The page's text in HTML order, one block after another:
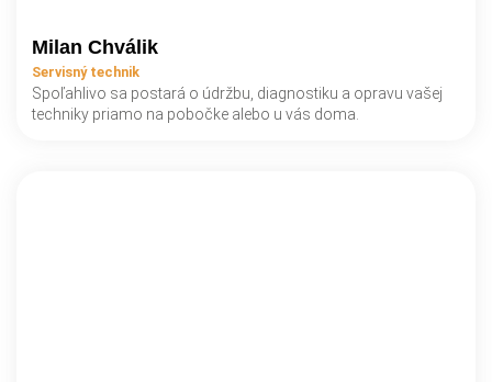
Milan Chválik
Servisný technik
Spoľahlivo sa postará o údržbu, diagnostiku a opravu vašej
techniky priamo na pobočke alebo u vás doma.